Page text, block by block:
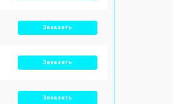
Заказать
Заказать
Заказать